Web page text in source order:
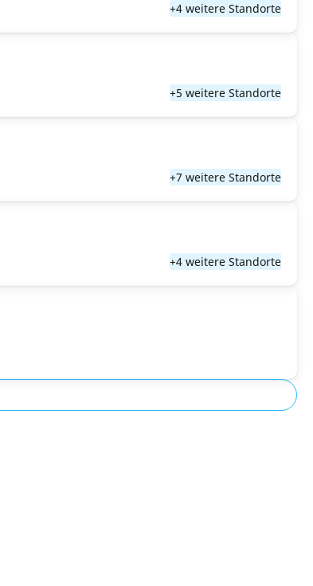
+4 weitere Standorte
+5 weitere Standorte
+7 weitere Standorte
+4 weitere Standorte